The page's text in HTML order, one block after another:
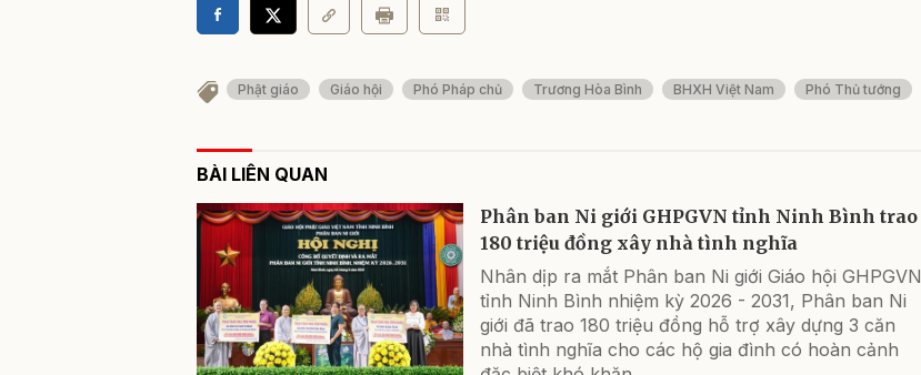
Phật giáo Giáo hội Phó Pháp chủ Trương Hòa Bình BHXH Việt Nam Phó Thủ tướng
BÀI LIÊN QUAN
Phân ban Ni giới GHPGVN tỉnh Ninh Bình trao
180 triệu đồng xây nhà tình nghĩa
Nhân dịp ra mắt Phân ban Ni giới Giáo hội GHPGVN
tỉnh Ninh Bình nhiệm kỳ 2026 - 2031, Phân ban Ni
giới đã trao 180 triệu đồng hỗ trợ xây dựng 3 căn
nhà tình nghĩa cho các hộ gia đình có hoàn cảnh